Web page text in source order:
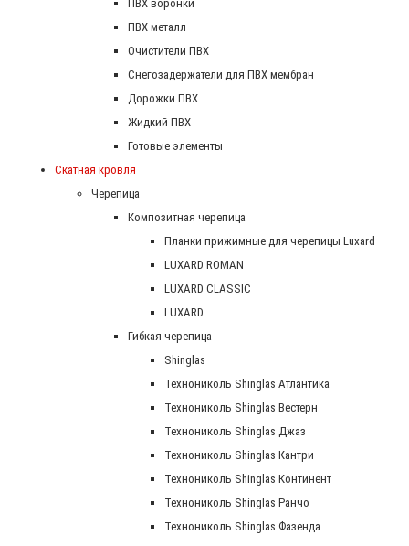
ПВХ воронки
ПВХ металл
Очистители ПВХ
Снегозадержатели для ПВХ мембран
Дорожки ПВХ
Жидкий ПВХ
Готовые элементы
Скатная кровля
Черепица
Композитная черепица
Планки прижимные для черепицы Luxard
LUXARD ROMAN
LUXARD CLASSIC
LUXARD
Гибкая черепица
Shinglas
Технониколь Shinglas Атлантика
Технониколь Shinglas Вестерн
Технониколь Shinglas Джаз
Технониколь Shinglas Кантри
Технониколь Shinglas Континент
Технониколь Shinglas Ранчо
Технониколь Shinglas Фазенда